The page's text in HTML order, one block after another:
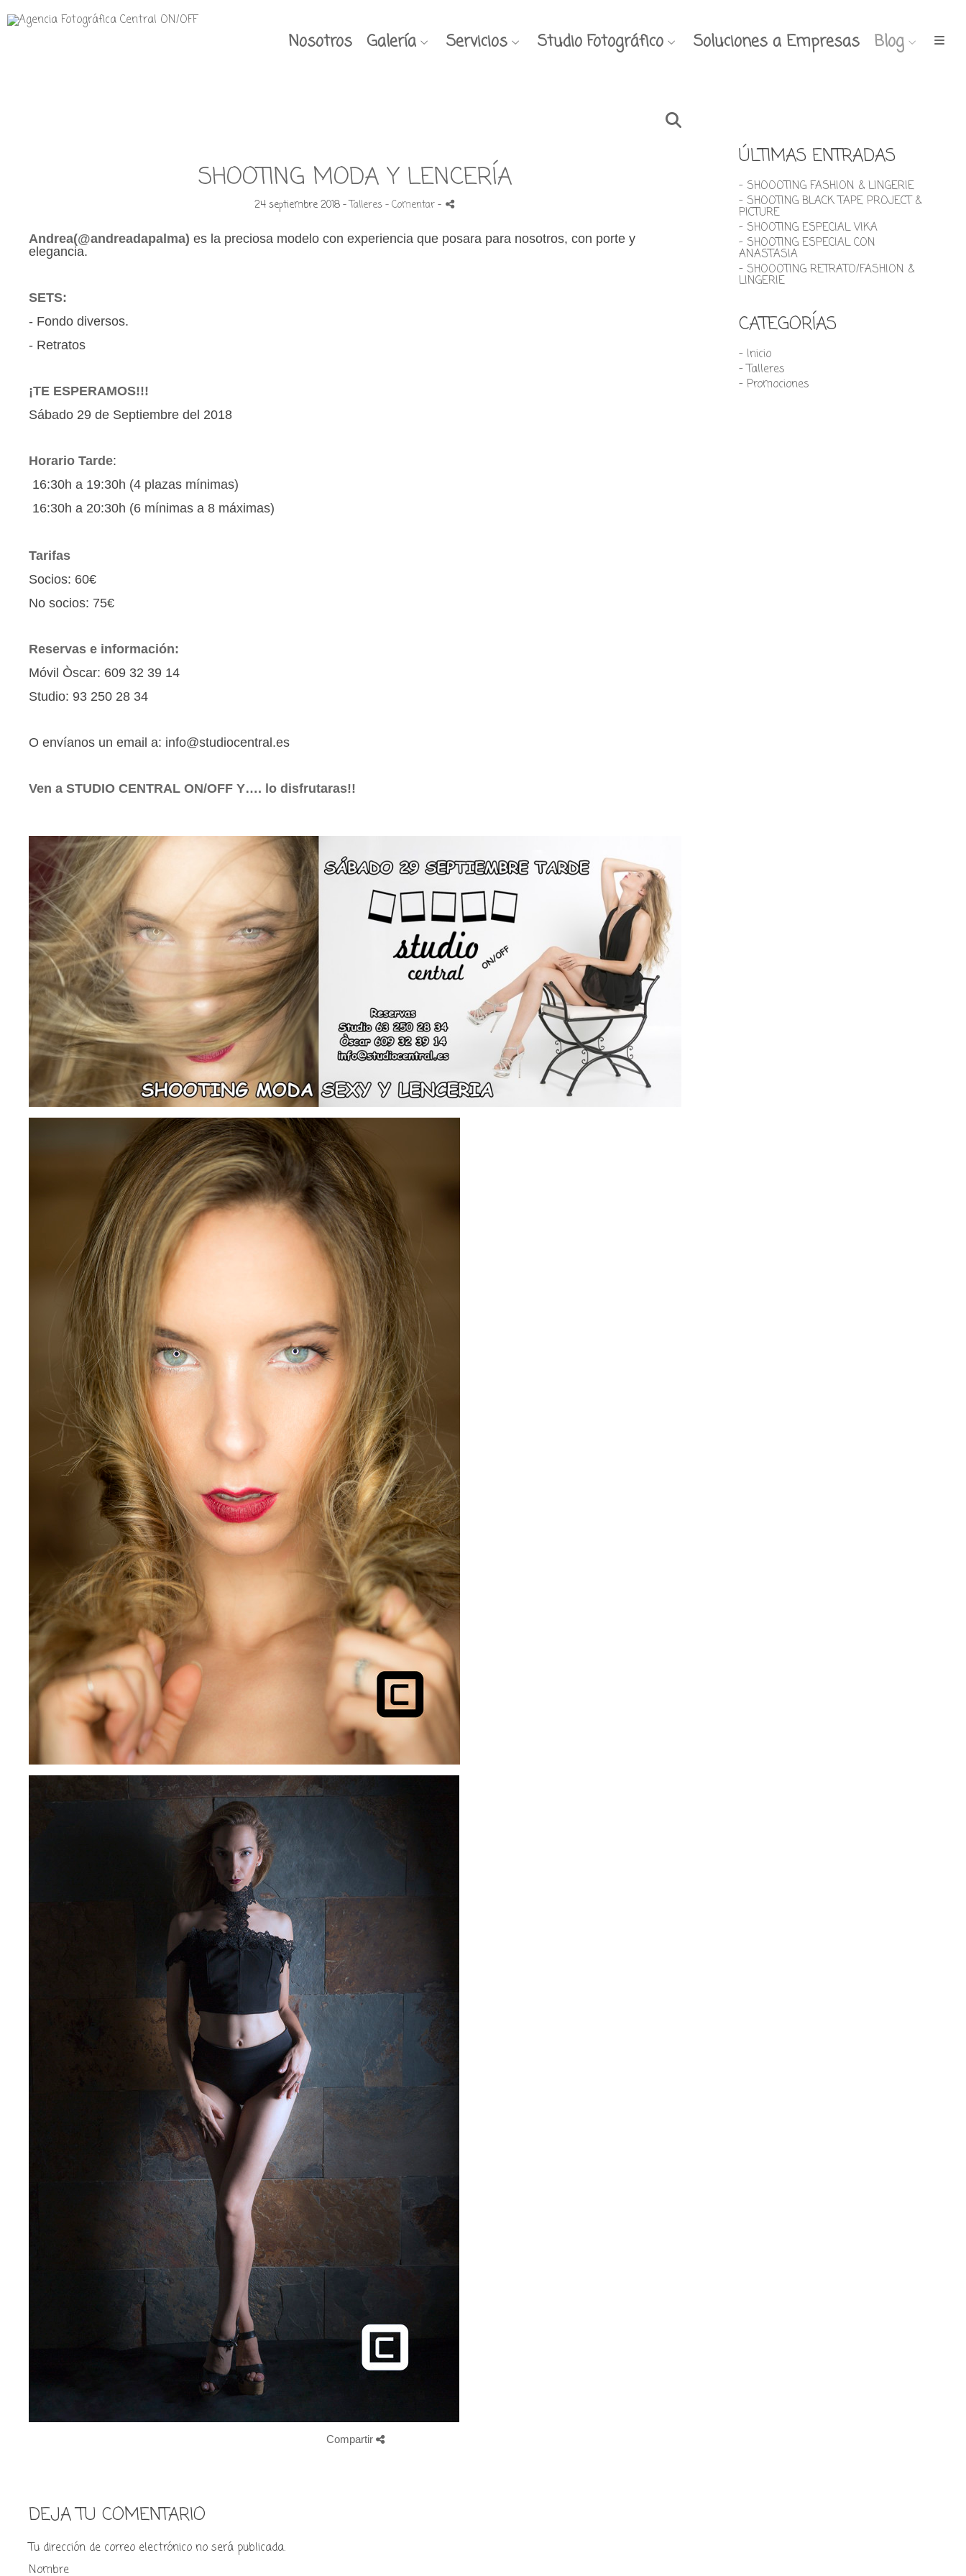
Nosotros Galería Servicios Studio Fotográfico Soluciones a Empresas Blog
SHOOTING MODA Y LENCERÍA
24 septiembre 2018 -Talleres- Comentar-
Andrea(@andreadapalma) es la preciosa modelo con experiencia que posara para nosotros, con porte y
elegancia.
SETS:
- Fondo diversos.
- Retratos
¡TE ESPERAMOS!!!
Sábado 29 de Septiembre del 2018
Horario Tarde:
16:30h a 19:30h (4 plazas mínimas)
16:30h a 20:30h (6 mínimas a 8 máximas)
Tarifas
Socios: 60€
No socios: 75€
Reservas e información:
Móvil Òscar: 609 32 39 14
Studio: 93 250 28 34
O envíanos un email a: info@studiocentral.es
Ven a STUDIO CENTRAL ON/OFF Y…. lo disfrutaras!!
Compartir
DEJA TU COMENTARIO
Tu dirección de correo electrónico no será publicada.
Nombre
ÚLTIMAS ENTRADAS
- SHOOOTING FASHION & LINGERIE
- SHOOTING BLACK TAPE PROJECT &
PICTURE
- SHOOTING ESPECIAL VIKA
- SHOOTING ESPECIAL CON
ANASTASIA
- SHOOOTING RETRATO/FASHION &
LINGERIE
CATEGORÍAS
- Inicio
- Talleres
- Promociones